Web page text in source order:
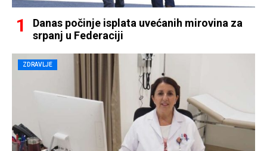
Danas počinje isplata uvećanih mirovina za
srpanj u Federaciji
ZDRAVLJE